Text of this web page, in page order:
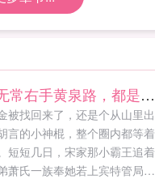
左手白无常右手黄泉路，都是瓜！
被找回来了，还是个从山里出
言的小神棍，整个圈内都等着
短短几日，宋家那小霸王追着
萧氏一族奉她若上宾特管局一